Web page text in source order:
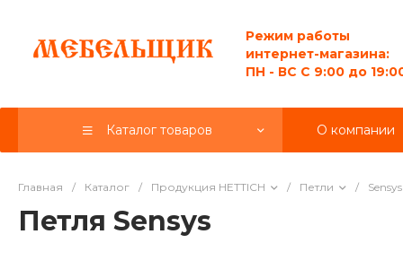
Режим работы
интернет-магазина:
ПН - ВС C 9:00 до
Каталог товаров О компании
Главная / Каталог / Продукция HETTICH / Петли / Sensys
Петля Sensys